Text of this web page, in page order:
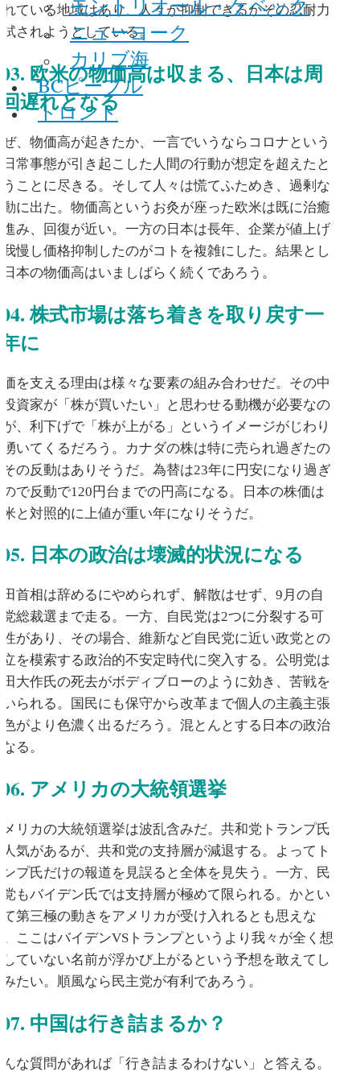
モントリオール・ケベック
ニューヨーク
カリブ海
BCピープル
トロント
ている地域はあり、人々が抑制できるかその忍耐力
されようとしている。
03. 欧米の物価高は収まる、日本は周
回遅れとなる
、物価高が起きたか、一言でいうならコロナという
常事態が引き起こした人間の行動が想定を超えたと
ことに尽きる。そして人々は慌てふためき、過剰な
に出た。物価高というお灸が座った欧米は既に治癒
み、回復が近い。一方の日本は長年、企業が値上げ
慢し価格抑制したのがコトを複雑にした。結果とし
本の物価高はいましばらく続くであろう。
04. 株式市場は落ち着きを取り戻す一
年に
を支える理由は様々な要素の組み合わせだ。その中
資家が「株が買いたい」と思わせる動機が必要なの
、利下げで「株が上がる」というイメージがじわり
いてくるだろう。カナダの株は特に売られ過ぎたの
の反動はありそうだ。為替は23年に円安になり過ぎ
で反動で120円台までの円高になる。日本の株価は
と対照的に上値が重い年になりそうだ。
05. 日本の政治は壊滅的状況になる
首相は辞めるにやめられず、解散はせず、9月の自
総裁選まで走る。一方、自民党は2つに分裂する可
があり、その場合、維新など自民党に近い政党との
を模索する政治的不安定時代に突入する。公明党は
大作氏の死去がボディブローのように効き、苦戦を
られる。国民にも保守から改革まで個人の主義主張
がより色濃く出るだろう。混とんとする日本の政治
る。
06. アメリカの大統領選挙
リカの大統領選挙は波乱含みだ。共和党トランプ氏
気があるが、共和党の支持層が減退する。よってト
プ氏だけの報道を見誤ると全体を見失う。一方、民
もバイデン氏では支持層が極めて限られる。かとい
第三極の動きをアメリカが受け入れるとも思えな
ここはバイデンVSトランプというより我々が全く想
ていない名前が浮かび上がるという予想を敢えてし
たい。順風なら民主党が有利であろう。
07. 中国は行き詰まるか？
な質問があれば「行き詰まるわけない」と答える。